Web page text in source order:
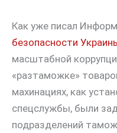
Как уже писал
безопасности
масштабной
«разтаможке»
махинациях, как
спецслужбы, были
подразделений